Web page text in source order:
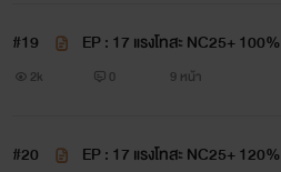
#19 EP : 17 แรงโทสะ NC25+ 100%
2k 0 9 หน้า
#20 EP : 17 แรงโทสะ NC25+ 120%